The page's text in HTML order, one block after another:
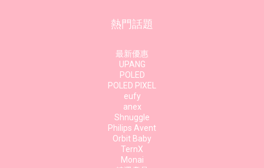
熱門話題
最新優惠
UPANG
POLED
POLED PIXEL
eufy
anex
Shnuggle
Philips Avent
Orbit Baby
TernX
Monai